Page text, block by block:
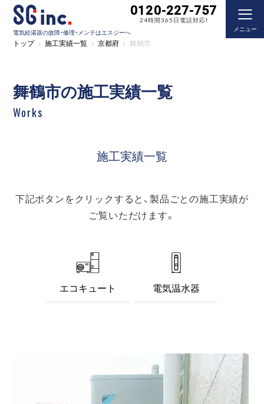
電気給湯器の故障・修理・メンテはエスジーへ
0120-227-757
24時間365日電話対応!
メニュー
トップ 施工実績一覧 京都府 舞鶴市
舞鶴市の施工実績一覧
Works
施工実績一覧
下記ボタンをクリックすると、製品ごとの施工実績が
ご覧いただけます。
エコキュート 電気温水器